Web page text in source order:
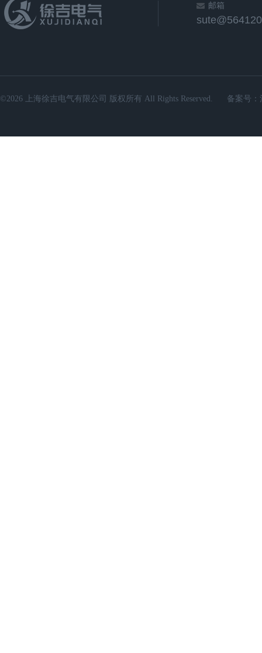
邮箱
©2026 上海徐吉电气有限公司 版权所有 All Rights Reserved. 备案号：